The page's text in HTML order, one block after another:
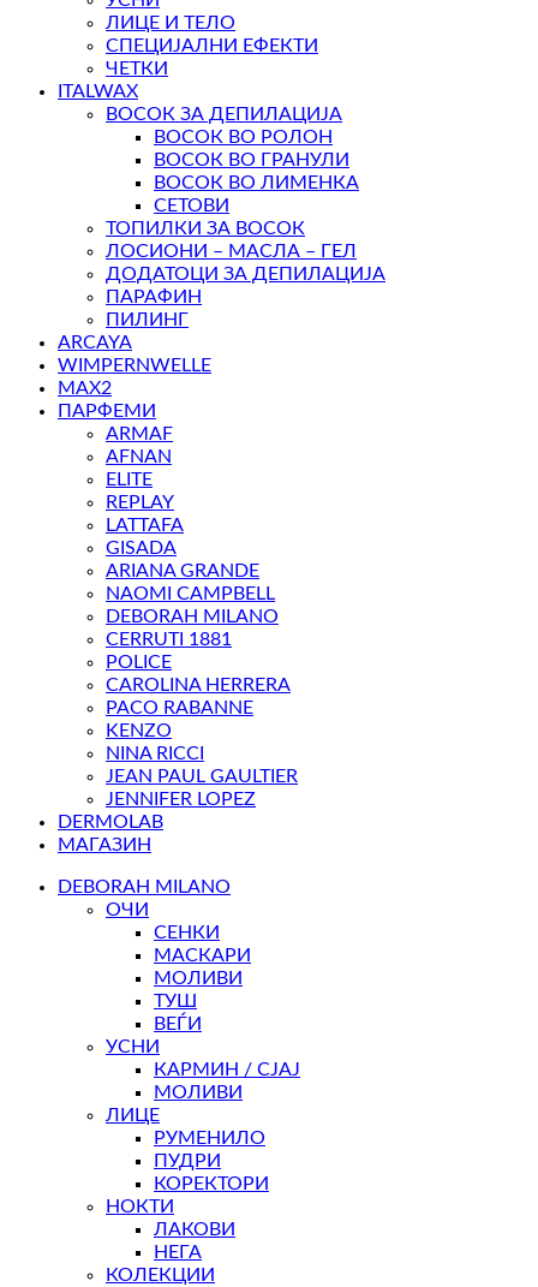
ЛИЦЕ И ТЕЛО
СПЕЦИЈАЛНИ ЕФЕКТИ
ЧЕТКИ
ITALWAX
ВОСОК ЗА ДЕПИЛАЦИЈА
ВОСОК ВО РОЛОН
ВОСОК ВО ГРАНУЛИ
ВОСОК ВО ЛИМЕНКА
СЕТОВИ
ТОПИЛКИ ЗА ВОСОК
ЛОСИОНИ – МАСЛА – ГЕЛ
ДОДАТОЦИ ЗА ДЕПИЛАЦИЈА
ПАРАФИН
ПИЛИНГ
ARCAYA
WIMPERNWELLE
MAX2
ПАРФЕМИ
ARMAF
AFNAN
ELITE
REPLAY
LATTAFA
GISADA
ARIANA GRANDE
NAOMI CAMPBELL
DEBORAH MILANO
CERRUTI 1881
POLICE
CAROLINA HERRERA
PACO RABANNE
KENZO
NINA RICCI
JEAN PAUL GAULTIER
JENNIFER LOPEZ
DERMOLAB
МАГАЗИН
DEBORAH MILANO
ОЧИ
СЕНКИ
МАСКАРИ
МОЛИВИ
ТУШ
ВЕЃИ
УСНИ
КАРМИН / СЈАЈ
МОЛИВИ
ЛИЦЕ
РУМЕНИЛО
ПУДРИ
КОРЕКТОРИ
НОКТИ
ЛАКОВИ
НЕГА
КОЛЕКЦИИ